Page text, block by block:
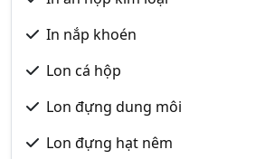
In nắp khoén
Lon cá hộp
Lon đựng dung môi
Lon đựng hạt nêm